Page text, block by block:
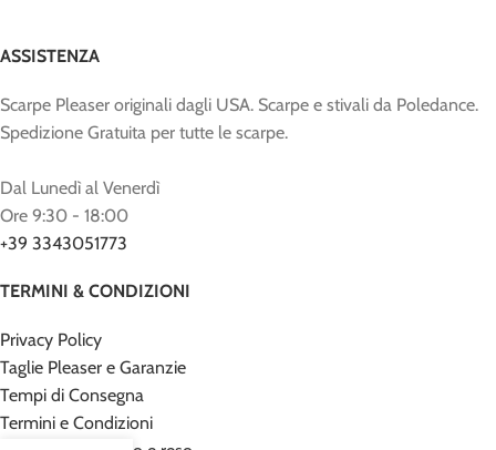
ASSISTENZA
Scarpe Pleaser originali dagli USA. Scarpe e stivali da Poledance.
Spedizione Gratuita per tutte le scarpe.
Dal Lunedì al Venerdì
Ore 9:30 - 18:00
+39 3343051773
TERMINI & CONDIZIONI
Privacy Policy
Taglie Pleaser e Garanzie
Tempi di Consegna
Termini e Condizioni